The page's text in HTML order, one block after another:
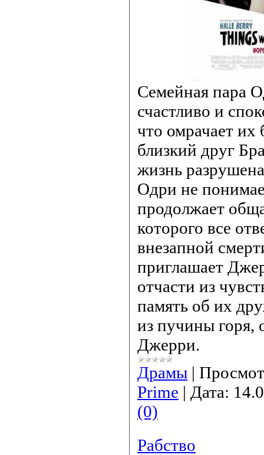
Семейная пара
счастливо и
что омрачает
близкий друг
жизнь
Одри не
продолжает
которого все
внезапной
приглашает
отчасти из
память об их
из пучины горя,
Джерри.
Драмы |
Prime | Дата:
(0)
Рабство